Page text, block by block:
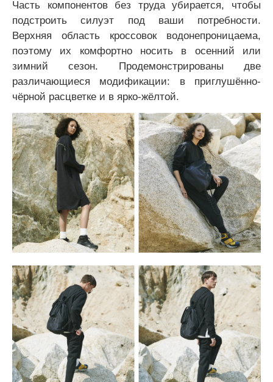
Часть компонентов без труда убирается, чтобы
подстроить силуэт под ваши потребности.
Верхняя область кроссовок водонепроницаема,
поэтому их комфортно носить в осенний или
зимний сезон. Продемонстрированы две
различающиеся модификации: в приглушённо-
чёрной расцветке и в ярко-жёлтой.